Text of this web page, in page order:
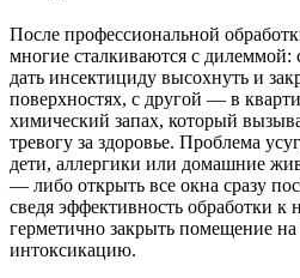
После профессиональной
многие сталкиваются с
дать инсектициду высохнуть и
поверхностях, с другой — в
химический запах, который
тревогу за здоровье. Проблема
дети, аллергики или домашние
— либо открыть все окна сразу
сведя эффективность обработки к
герметично закрыть помещение
интоксикацию.